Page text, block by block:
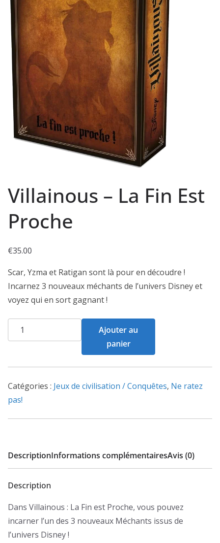
Villainous – La Fin Est
Proche
€35.00
Scar, Yzma et Ratigan sont là pour en découdre !
Incarnez 3 nouveaux méchants de l’univers Disney et
voyez qui en sort gagnant !
quantité
de
-
Est
Proche
Ajouter au
panier
Catégories : Jeux de civilisation / Conquêtes, Ne ratez
pas!
DescriptionInformations complémentairesAvis (0)
Description
Dans Villainous : La Fin est Proche, vous pouvez
incarner l’un des 3 nouveaux Méchants issus de
l’univers Disney !